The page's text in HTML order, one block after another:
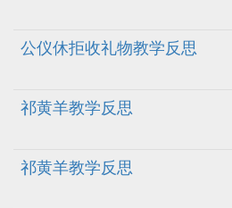
公仪休拒收礼物教学反思
祁黄羊教学反思
祁黄羊教学反思